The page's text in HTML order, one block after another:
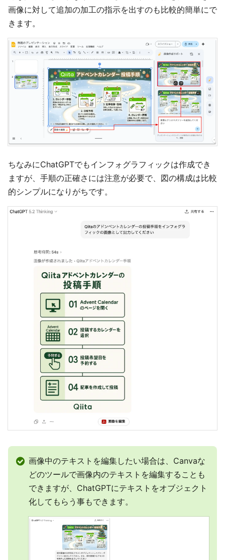
画像に対して追加の加工の指示を出すのも比較的簡単にで
きます。
ちなみにChatGPTでもインフォグラフィックは作成でき
ますが、手順の正確さには注意が必要で、図の構成は比較
的シンプルになりがちです。
画像中のテキストを編集したい場合は、Canvaな
どのツールで画像内のテキストを編集することも
できますが、ChatGPTにテキストをオブジェクト
化してもらう事もできます。